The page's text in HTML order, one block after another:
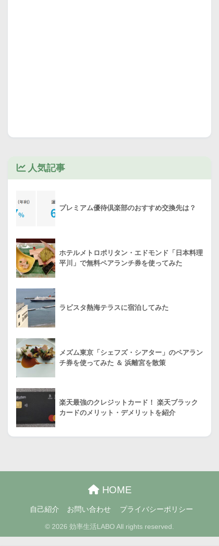
人気記事
プレミアム優待倶楽部のおすすめ交換先は？
ホテルメトロポリタン・エドモンド「日本料理
平川」で無料ペアランチ券を使ってみた
ラビスタ熱海テラスに宿泊してみた
メズム東京「シェフズ・シアター」のペアラン
チ券を使ってみた ＆ 浜離宮を散策
楽天最強のクレジットカード！ 楽天ブラック
カードのメリット・デメリットを紹介
HOME
自己紹介 お問い合わせ プライバシーポリシー
© 2026 効率生活LABO All rights reserved.